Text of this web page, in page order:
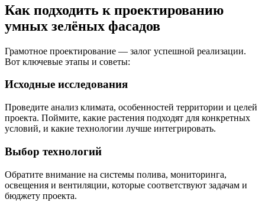
Как подходить к проектированию
умных зелёных фасадов
Грамотное проектирование — залог успешной реализации.
Вот ключевые этапы и советы:
Исходные исследования
Проведите анализ климата, особенностей территории и целей
проекта. Поймите, какие растения подходят для конкретных
условий, и какие технологии лучше интегрировать.
Выбор технологий
Обратите внимание на системы полива, мониторинга,
освещения и вентиляции, которые соответствуют задачам и
бюджету проекта.